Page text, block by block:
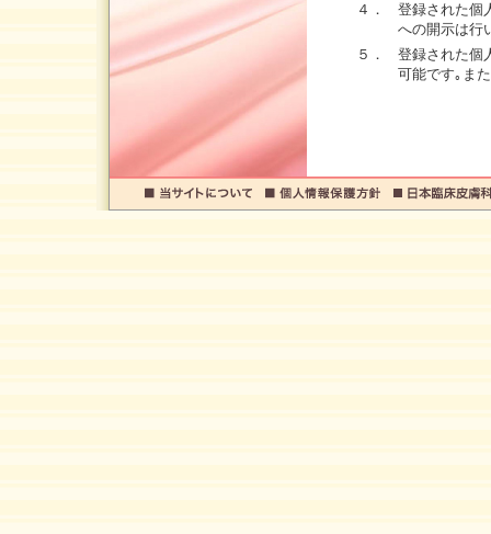
４．
登録された個
への開示は行
５．
登録された個
可能です｡ま